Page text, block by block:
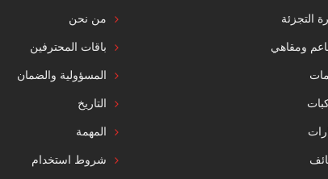
التجزئة
ومقاهي
من نحن
باقات المحترفين
المسؤولية والضمان
التاريخ
المهمة
شروط استخدام